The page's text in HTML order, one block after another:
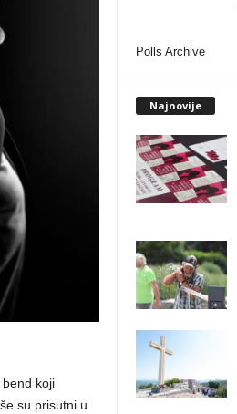
koji
su prisutni u
Polls Archive
Najnovije